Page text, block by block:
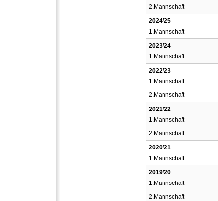
2.Mannschaft
2024/25
1.Mannschaft
2023/24
1.Mannschaft
2022/23
1.Mannschaft
2.Mannschaft
2021/22
1.Mannschaft
2.Mannschaft
2020/21
1.Mannschaft
2019/20
1.Mannschaft
2.Mannschaft